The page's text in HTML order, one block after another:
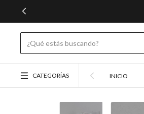
CATEGORÍAS INICIO